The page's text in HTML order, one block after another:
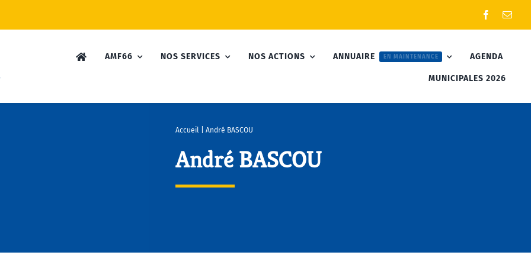
AMF66 NOS SERVICES NOS ACTIONS ANNUAIRE EN MAINTENANCE AGENDA
MUNICIPALES 2026
Accueil| André BASCOU
André BASCOU